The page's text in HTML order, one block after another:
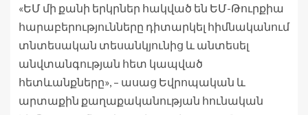
«ԵՄ մի քանի երկրներ հակված են ԵՄ-Թուրքիա
հարաբերությունները դիտարկել հիմնականում
տնտեսական տեսանկյունից և անտեսել
անվտանգության հետ կապված
հետևանքները», – ասաց Եվրոպական և
արտաքին քաղաքականության հունական